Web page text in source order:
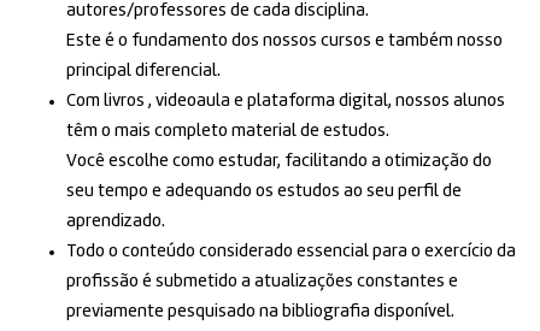
autores/professores de cada disciplina.
Este é o fundamento dos nossos cursos e também nosso
principal diferencial.
Com livros , videoaula e plataforma digital, nossos alunos
têm o mais completo material de estudos.
Você escolhe como estudar, facilitando a otimização do
seu tempo e adequando os estudos ao seu perfil de
aprendizado.
Todo o conteúdo considerado essencial para o exercício da
profissão é submetido a atualizações constantes e
previamente pesquisado na bibliografia disponível.